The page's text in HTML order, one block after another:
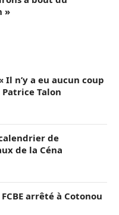
»
n’y a eu aucun coup
Talon
de
de la Céna
arrêté à Cotonou